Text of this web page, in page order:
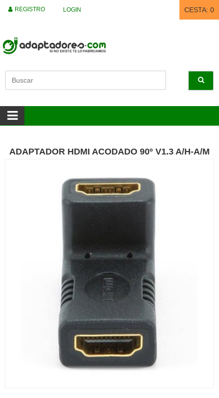
REGISTRO LOGIN CESTA: 0
ADAPTADOR HDMI ACODADO 90º V1.3 A/H-A/M